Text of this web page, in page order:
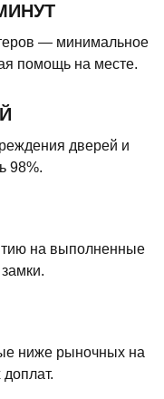
— минимальное
помощь на месте.
дверей и
98%.
на выполненные
ниже рыночных на